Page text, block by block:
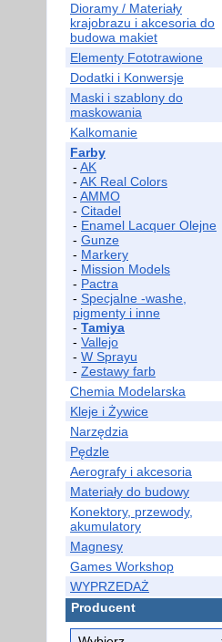
Dioramy / Materiały
krajobrazu i akcesoria do
budowa makiet
Elementy Fototrawione
Dodatki i Konwersje
Maski i szablony do
maskowania
Kalkomanie
Farby
- AK
- AK Real Colors
- AMMO
- Citadel
- Enamel Lacquer Olejne
- Gunze
- Markery
- Mission Models
- Pactra
- Specjalne -washe,
pigmenty i inne
- Tamiya
- Vallejo
- W Sprayu
- Zestawy farb
Chemia Modelarska
Kleje i Żywice
Narzędzia
Pędzle
Aerografy i akcesoria
Materiały do budowy
Konektory, przewody,
akumulatory
Magnesy
Games Workshop
WYPRZEDAŻ
Producent